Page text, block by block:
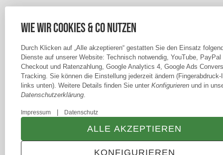
Wie wir Cookies & Co nutzen
Durch Klicken auf „Alle akzeptieren“ gestatten Sie den Einsatz
Dienste auf unserer Website: Technisch notwendig, YouTube,
Checkout und Ratenzahlung, Google Analytics 4, Google Ads
Tracking. Sie können die Einstellung jederzeit ändern (Fingerabdruck-
links unten). Weitere Details finden Sie unter Konfigurieren und in
Datenschutzerklärung.
Impressum Datenschutz
KONFIGURIEREN
ALLE AKZEPTIEREN